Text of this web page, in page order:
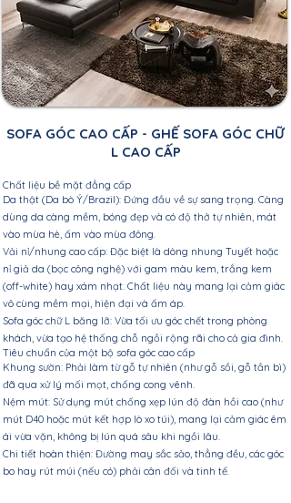
SOFA GÓC CAO CẤP - GHẾ SOFA GÓC CHỮ
L CAO CẤP
Chất liệu bề mặt đẳng cấp
Da thật (Da bò Ý/Brazil): Đứng đầu về sự sang trọng. Càng
dùng da càng mềm, bóng đẹp và có độ thở tự nhiên, mát
vào mùa hè, ấm vào mùa đông.
Vải nỉ/nhung cao cấp: Đặc biệt là dòng nhung Tuyết hoặc
nỉ giả da (bọc công nghệ) với gam màu kem, trắng kem
(off-white) hay xám nhạt. Chất liệu này mang lại cảm giác
vô cùng mềm mại, hiện đại và ấm áp.
Sofa góc chữ L băng lỡ: Vừa tối ưu góc chết trong phòng
khách, vừa tạo hệ thống chỗ ngồi rộng rãi cho cả gia đình.
Tiêu chuẩn của một bộ sofa góc cao cấp
Khung sườn: Phải làm từ gỗ tự nhiên (như gỗ sồi, gỗ tần bì)
đã qua xử lý mối mọt, chống cong vênh.
Nệm mút: Sử dụng mút chống xẹp lún độ đàn hồi cao (như
mút D40 hoặc mút kết hợp lò xo túi), mang lại cảm giác êm
ái vừa vặn, không bị lún quá sâu khi ngồi lâu.
Chi tiết hoàn thiện: Đường may sắc sảo, thẳng đều, các góc
bo hay rút múi (nếu có) phải cân đối và tinh tế.